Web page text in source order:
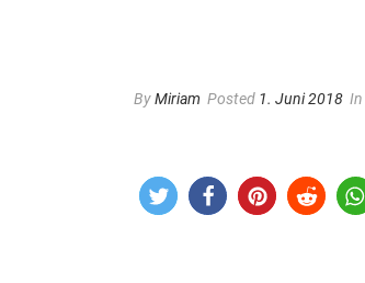
ByMiriam Posted 1. Juni 2018 In